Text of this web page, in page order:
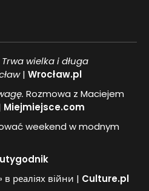
wielka i długa
| Wrocław.pl
Rozmowa z Maciejem
Miejmiejsce.com
weekend w modnym
реаліях війни | Culture.pl